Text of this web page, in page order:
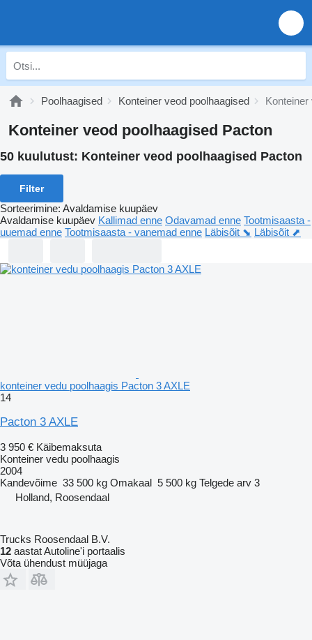
Poolhaagised Konteiner veod poolhaagised
Konteiner veod poolhaagised Pacton
50 kuulutust: Konteiner veod poolhaagised Pacton
Filter
Sorteerimine: Avaldamise kuupäev
Avaldamise kuupäev Kallimad enne Odavamad enne Tootmisaasta -
uuemad enne Tootmisaasta - vanemad enne Läbisõit ⬊ Läbisõit ⬈
konteiner vedu poolhaagis Pacton 3 AXLE
14
Pacton 3 AXLE
3 950 € Käibemaksuta
Konteiner vedu poolhaagis
2004
Kandevõime 33 500 kg Omakaal 5 500 kg Telgede arv 3
Holland, Roosendaal
Trucks Roosendaal B.V.
12 aastat Autoline'i portaalis
Võta ühendust müüjaga